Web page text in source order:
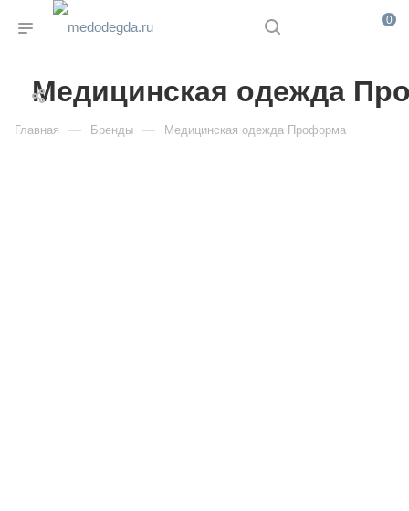
0
Медицинская одежда
Главная — Бренды — Медицинская одежда Проформа